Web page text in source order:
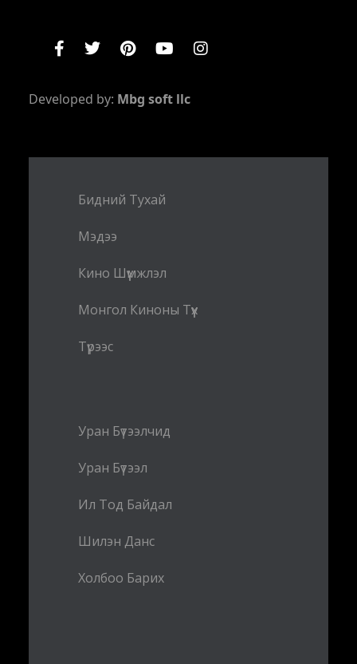
Developed by: Mbg soft llc
Бидний Тухай
Мэдээ
Кино Шүүмжлэл
Монгол Киноны Түүх
Түрээс
Уран Бүтээлчид
Уран Бүтээл
Ил Тод Байдал
Шилэн Данс
Холбоо Барих